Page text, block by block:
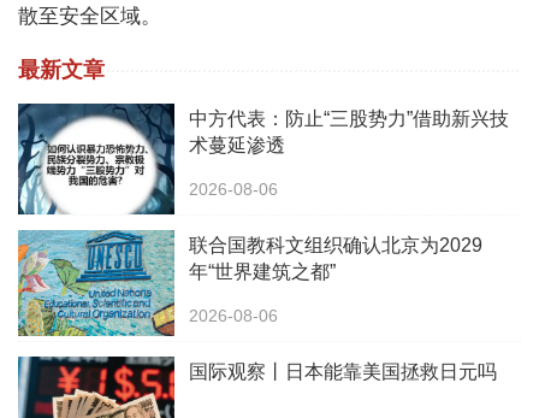
散至安全区域。
最新文章
中方代表：防止“三股势力”借助新兴技
术蔓延渗透
2026-08-06
联合国教科文组织确认北京为2029
年“世界建筑之都”
2026-08-06
国际观察丨日本能靠美国拯救日元吗